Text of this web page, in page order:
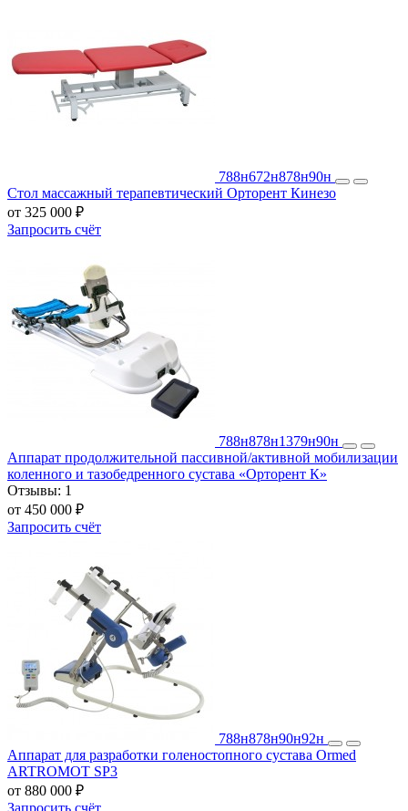
788н672н878н90н
Стол массажный терапевтический Орторент Кинезо
от 325 000 ₽
Запросить счёт
788н878н1379н90н
Аппарат продолжительной пассивной/активной мобилизации
коленного и тазобедренного сустава «Орторент К»
Отзывы: 1
от 450 000 ₽
Запросить счёт
788н878н90н92н
Аппарат для разработки голеностопного сустава Ormed
ARTROMOT SP3
от 880 000 ₽
Запросить счёт